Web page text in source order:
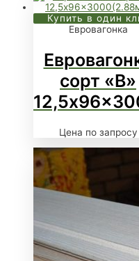
Купить в один
Евровагонка
сорт «В»
Цена по запросу